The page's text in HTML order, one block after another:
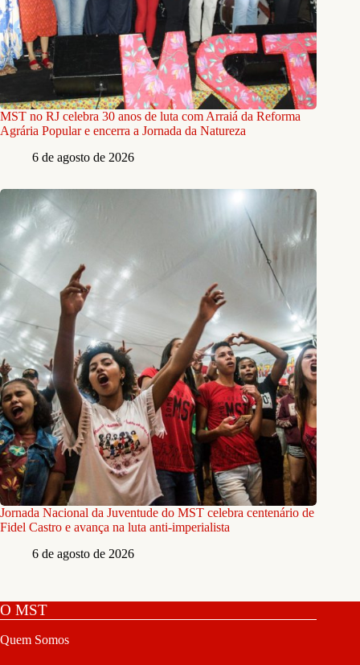
MST no RJ celebra 30 anos de luta com Arraiá da Reforma
Agrária Popular e encerra a Jornada da Natureza
6 de agosto de 2026
Jornada Nacional da Juventude do MST celebra centenário de
Fidel Castro e avança na luta anti-imperialista
6 de agosto de 2026
O MST
Quem Somos